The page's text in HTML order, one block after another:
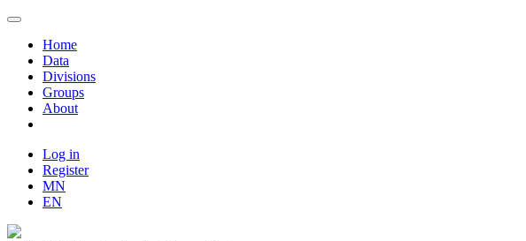
Home
Data
Divisions
Groups
About
Log in
Register
MN
EN